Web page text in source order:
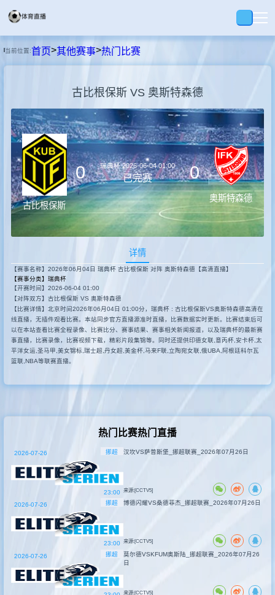
首页
足球
篮球
录播
集锦
速报
当前位置:首页>其他赛事>热门比赛
古比根保斯 VS 奥斯特森德
古比根保斯
0 瑞典杯2026-06-04 01:00
已完赛 0
奥斯特森德
详情
【赛事名称】2026年06月04日 瑞典杯 古比根保斯 对阵 奥斯特森德【高清直播】
【赛事分类】 瑞典杯
【开赛时间】2026-06-04 01:00
【对阵双方】古比根保斯 VS 奥斯特森德
【比赛详情】北京时间2026年06月04日 01:00分，瑞典杯 : 古比根保斯VS奥斯特森德高清在
线直播，无插件观看比赛。本站同步官方直播源准时直播，比赛数据实时更新。比赛结束后可
以在本站查看比赛全程录像、比赛比分、赛事结果、赛事相关新闻报道，以及瑞典杯的最新赛
事直播，比赛录像，比赛视频下载，精彩片段集锦等。同时还提供印德女联,意丙杯,安卡杯,太
平洋女运,圣马甲,美女锦标,瑞士超,丹女超,美金杯,马来F联,立陶宛女联,俄UBA,阿根廷科尔瓦
篮联,NBA等联赛直播。
热门比赛热门直播
挪超
23:00
2026-07-26 汉坎VS萨普斯堡_挪超联赛_2026年07月26日
来源:[CCTV5]
挪超
23:00
2026-07-26 博德闪耀VS桑德菲杰_挪超联赛_2026年07月26日
来源:[CCTV5]
挪超
2026-07-26
莫尔德VSKFUM奥斯陆_挪超联赛_2026年07月26
日
来源:[CCTV5]